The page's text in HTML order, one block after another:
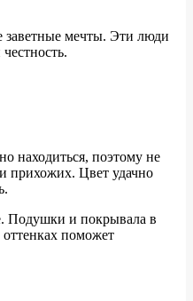
заветные мечты. Эти люди
находиться, поэтому не
прихожих. Цвет удачно
Подушки и покрывала в
поможет